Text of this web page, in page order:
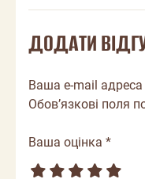
ДОДАТИ
Ваша e-mail
Обов’язкові поля
Ваша оцінка *